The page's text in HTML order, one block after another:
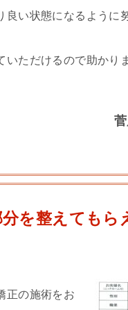
い状態になるように
ただけるので助かり
を整えても
正の施術をお